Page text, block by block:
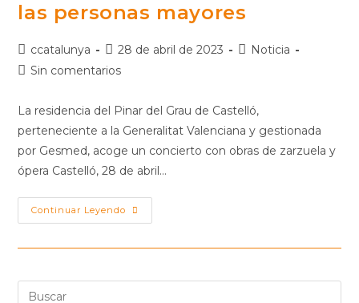
las personas mayores
ccatalunya 28 de abril de 2023
Noticia
Sin comentarios
La residencia del Pinar del Grau de Castelló,
perteneciente a la Generalitat Valenciana y gestionada
por Gesmed, acoge un concierto con obras de zarzuela y
ópera Castelló, 28 de abril…
Continuar Leyendo